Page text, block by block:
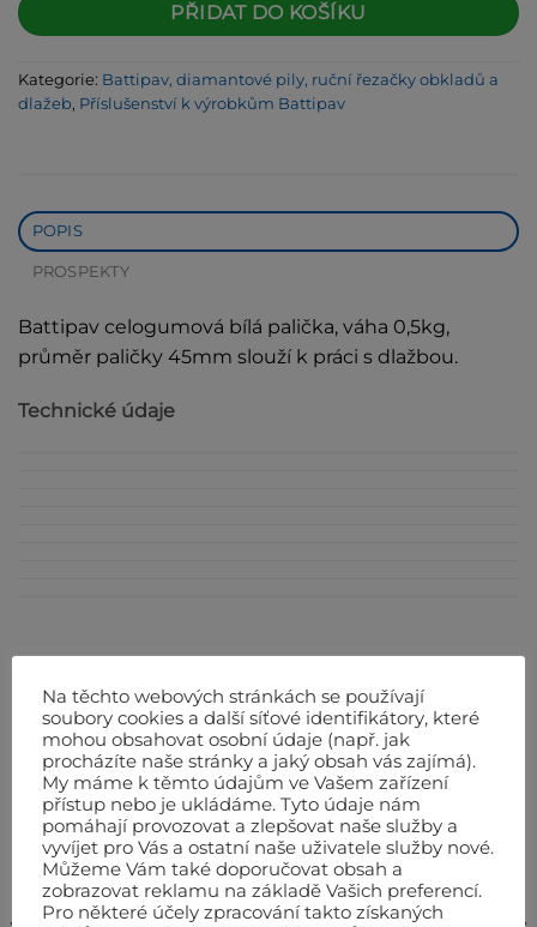
PŘIDAT DO KOŠÍKU
Kategorie: Battipav, diamantové pily, ruční řezačky obkladů a
dlažeb, Příslušenství k výrobkům Battipav
POPIS
PROSPEKTY
Battipav celogumová bílá palička, váha 0,5kg,
průměr paličky 45mm slouží k práci s dlažbou.
Technické údaje
Na těchto webových stránkách se používají
soubory cookies a další síťové identifikátory, které
mohou obsahovat osobní údaje (např. jak
procházíte naše stránky a jaký obsah vás zajímá).
My máme k těmto údajům ve Vašem zařízení
přístup nebo je ukládáme. Tyto údaje nám
pomáhají provozovat a zlepšovat naše služby a
vyvíjet pro Vás a ostatní naše uživatele služby nové.
Můžeme Vám také doporučovat obsah a
zobrazovat reklamu na základě Vašich preferencí.
Pro některé účely zpracování takto získaných